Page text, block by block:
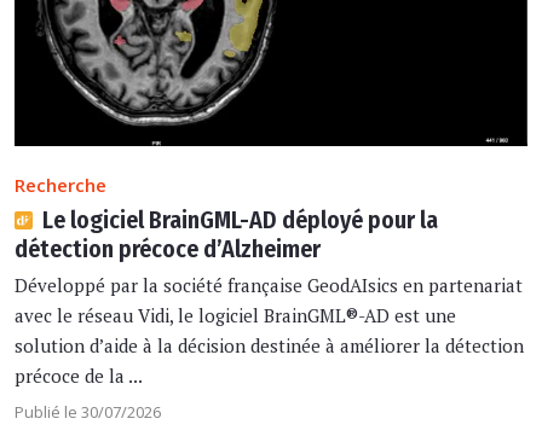
Recherche
Le logiciel BrainGML-AD déployé pour la
détection précoce d’Alzheimer
Développé par la société française GeodAIsics en partenariat
avec le réseau Vidi, le logiciel BrainGML®-AD est une
solution d’aide à la décision destinée à améliorer la détection
précoce de la ...
Publié le 30/07/2026